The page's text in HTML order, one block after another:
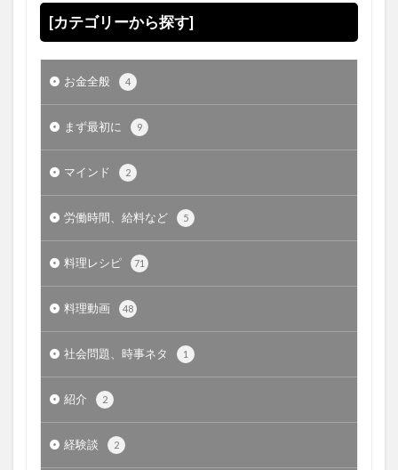
[カテゴリーから探す]
お金全般 4
まず最初に 9
マインド 2
労働時間、給料など 5
料理レシピ 71
料理動画 48
社会問題、時事ネタ 1
紹介 2
経験談 2